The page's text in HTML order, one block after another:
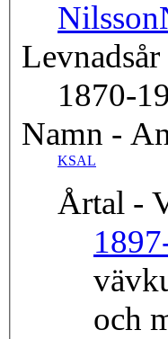
Nilsson
Levnadsår
1870-
Namn -
KSAL
Årtal -
och